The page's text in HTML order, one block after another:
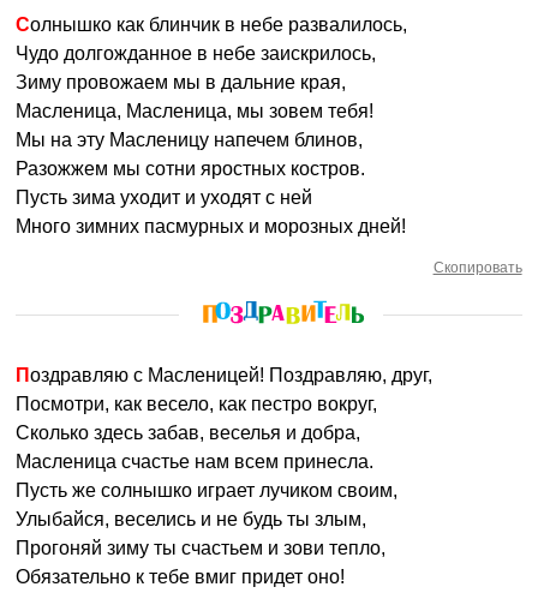
Солнышко как блинчик в небе развалилось,
Чудо долгожданное в небе заискрилось,
Зиму провожаем мы в дальние края,
Масленица, Масленица, мы зовем тебя!
Мы на эту Масленицу напечем блинов,
Разожжем мы сотни яростных костров.
Пусть зима уходит и уходят с ней
Много зимних пасмурных и морозных дней!
Скопировать
Поздравляю с Масленицей! Поздравляю, друг,
Посмотри, как весело, как пестро вокруг,
Сколько здесь забав, веселья и добра,
Масленица счастье нам всем принесла.
Пусть же солнышко играет лучиком своим,
Улыбайся, веселись и не будь ты злым,
Прогоняй зиму ты счастьем и зови тепло,
Обязательно к тебе вмиг придет оно!